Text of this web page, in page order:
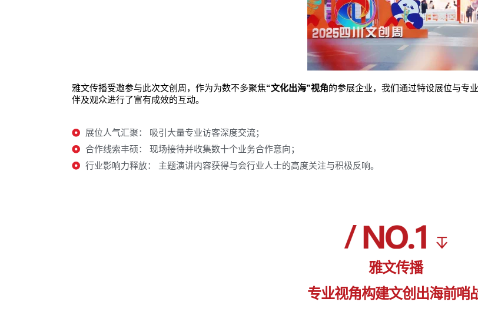
雅文传播受邀参与此次文创周，作为为数不多聚焦“文化出海”视角的参展企业，我们通过特设展位与专
伴及观众进行了富有成效的互动。
展位人气汇聚： 吸引大量专业访客深度交流；
合作线索丰硕： 现场接待并收集数十个业务合作意向；
行业影响力释放： 主题演讲内容获得与会行业人士的高度关注与积极反响。
雅文传播
专业视角构建文创出海前哨